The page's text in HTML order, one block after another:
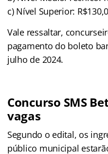
c) Nível Superior:
Vale ressaltar,
pagamento do boleto
julho de 2024.
Concurso SMS
vagas
Segundo o edital, os
público municipal